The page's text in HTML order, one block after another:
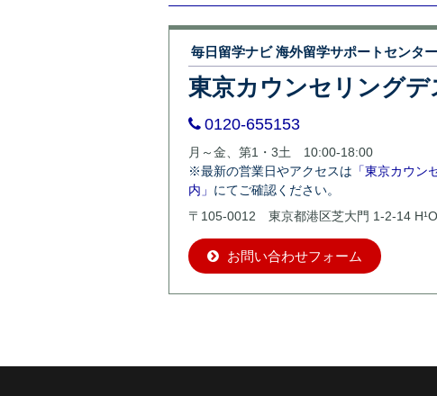
毎日留学ナビ 海外留学サポートセンター
東京カウンセリングデ
0120-655153
月～金、第1・3土 10:00-18:00
※最新の営業日やアクセスは 「東京カウン
内」 にてご確認ください。
〒105-0012 東京都港区芝大門 1-2-14
お問い合わせフォーム